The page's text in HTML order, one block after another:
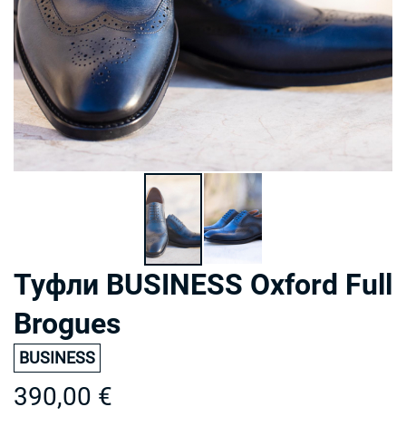
Туфли BUSINESS Oxford Full
Brogues
BUSINESS
390,00 €